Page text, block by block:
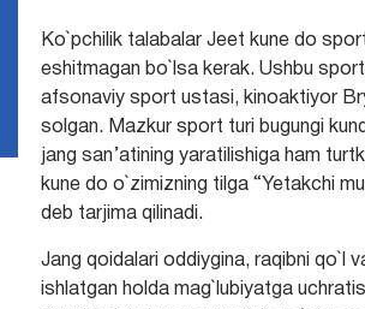
Ko`pchilik talabalar Jeet kune do
eshitmagan bo`lsa kerak. Ushbu
afsonaviy sport ustasi, kinoaktiyor
solgan. Mazkur sport turi bugungi
jang san’atining yaratilishiga ham
kune do o`zimizning tilga “Yetakchi
deb tarjima qilinadi.
Jang qoidalari oddiygina, raqibni qo`l
ishlatgan holda mag`lubiyatga